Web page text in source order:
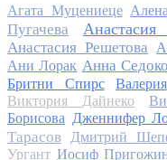
Агата Муцениеце
Пугачева
Анастасия Решетова
Ани Лорак Анна
Бритни Спирс
Валерия
Виктория Дайнеко
Борисова Дженнифер
Тарасов
Дмитрий
Ургант Иосиф